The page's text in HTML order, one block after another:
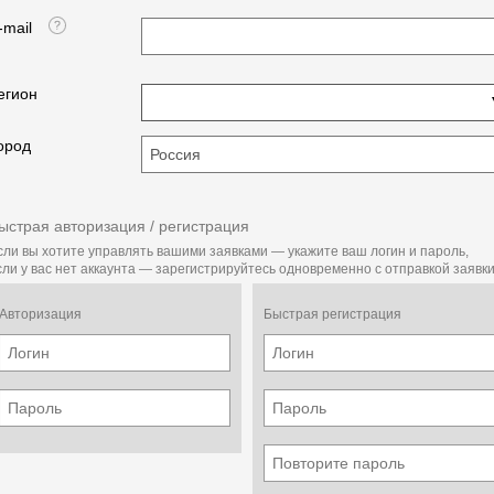
mail
авторизация / регистрация
вы хотите управлять вашими заявками — укажите ваш логин и пароль,
у вас нет аккаунта — зарегистрируйтесь одновременно с отправкой
Авторизация Быстрая регистрация